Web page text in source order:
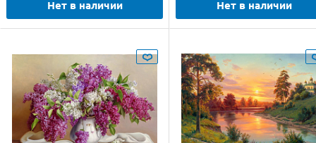
Нет в наличии Нет в наличии